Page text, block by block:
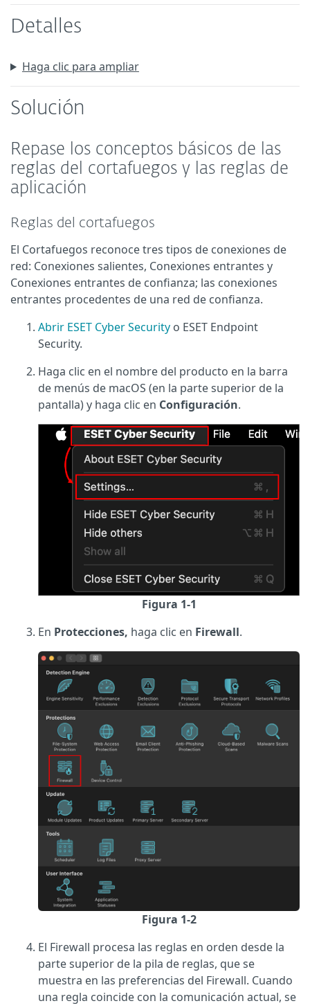
Detalles
Haga clic para ampliar
Solución
Repase los conceptos básicos de las
reglas del cortafuegos y las reglas de
aplicación
Reglas del cortafuegos
El Cortafuegos reconoce tres tipos de conexiones de
red: Conexiones salientes, Conexiones entrantes y
Conexiones entrantes de confianza; las conexiones
entrantes procedentes de una red de confianza.
Abrir ESET Cyber Security o ESET Endpoint
Security.
Haga clic en el nombre del producto en la barra
de menús de macOS (en la parte superior de la
pantalla) y haga clic en Configuración.
Figura 1-1
En Protecciones, haga clic en Firewall.
Figura 1-2
El Firewall procesa las reglas en orden desde la
parte superior de la pila de reglas, que se
muestra en las preferencias del Firewall. Cuando
una regla coincide con la comunicación actual, se